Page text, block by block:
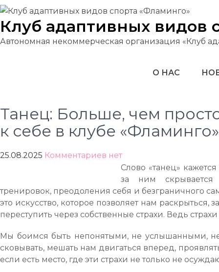
Перейти
содержимому
Клуб адаптивных видов
Автономная некоммерческая организация «Клуб
О НАС
Танец: Больше, чем
к себе в клубе «Фламинго»
25.08.2025 Комментариев нет
Слово «танец»
за ним
тренировок, преодоления себя и безграничного
это искусство, которое позволяет нам раскрыться,
переступить через собственные страхи. Ведь
Мы боимся быть непонятыми, не услышанными,
сковывать, мешать нам двигаться вперед,
если есть место, где эти страхи не только не